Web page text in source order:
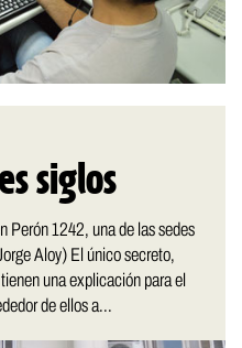
siglos
Perón 1242, una de las sedes
Aloy) El único secreto,
una explicación para el
de ellos a...